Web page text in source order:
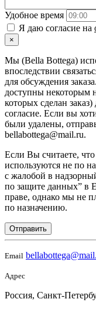
Удобное время
Я даю согласие на
×
Мы (Bella Bottega)
впоследствии
для обсуждения
доступны некоторым
которых сделан
согласие. Если вы
были удалены,
bellabottega@mail.ru.
Если Вы считаете,
используются не по
с жалобой в
по защите данных” в
праве, однако мы не
по назначению.
Отправить
Email
Адрес
Россия, Санкт-